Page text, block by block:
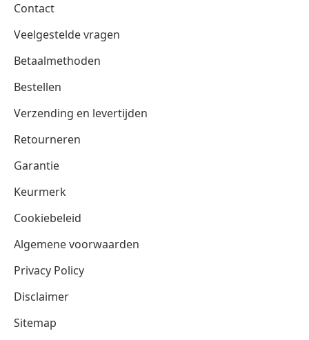
Contact
Veelgestelde vragen
Betaalmethoden
Bestellen
Verzending en levertijden
Retourneren
Garantie
Keurmerk
Cookiebeleid
Algemene voorwaarden
Privacy Policy
Disclaimer
Sitemap